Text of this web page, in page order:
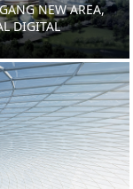
NEW AREA,
DIGITAL